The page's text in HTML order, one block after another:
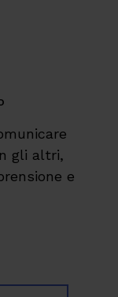
gli altri,
e